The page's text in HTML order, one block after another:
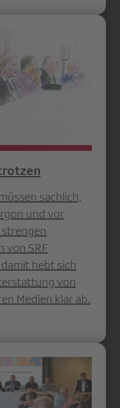
sachlich,
und vor
von SRF
hebt sich
von
Medien klar ab.